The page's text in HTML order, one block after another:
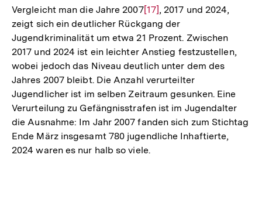
Vergleicht man die Jahre 2007Zur
Auflösung
der
Fußnote
[17] , 2017 und 2024,
zeigt sich ein deutlicher Rückgang der
Jugendkriminalität um etwa 21 Prozent. Zwischen
2017 und 2024 ist ein leichter Anstieg festzustellen,
wobei jedoch das Niveau deutlich unter dem des
Jahres 2007 bleibt. Die Anzahl verurteilter
Jugendlicher ist im selben Zeitraum gesunken. Eine
Verurteilung zu Gefängnisstrafen ist im Jugendalter
die Ausnahme: Im Jahr 2007 fanden sich zum Stichtag
Ende März insgesamt 780 jugendliche Inhaftierte,
2024 waren es nur halb so viele.